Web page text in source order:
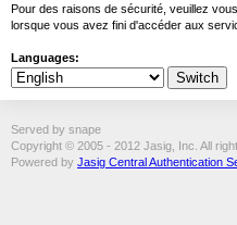
Pour des raisons de sécurité, veuillez
lorsque vous avez fini d'accéder aux
Languages:
Served by snape
Copyright © 2005 - 2012 Jasig, Inc. All
Powered by Jasig Central Authentication